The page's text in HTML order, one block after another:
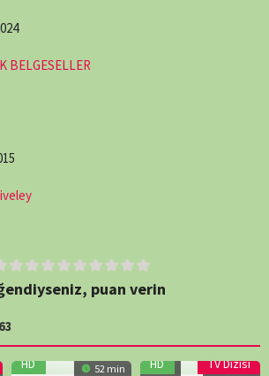
BELGESELLER
puan verin
52 min
HD 6.8 60 min
HD TV Dizisi